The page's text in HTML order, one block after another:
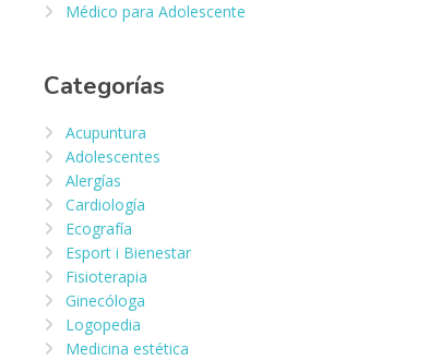
Médico para Adolescente
Categorías
Acupuntura
Adolescentes
Alergías
Cardiología
Ecografía
Esport i Bienestar
Fisioterapia
Ginecóloga
Logopedia
Medicina estética